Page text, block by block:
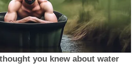
you knew about water